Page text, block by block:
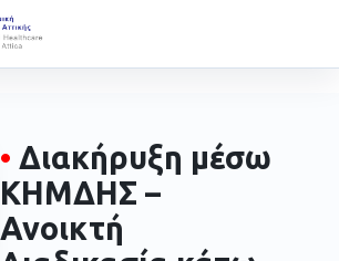
• Διακήρυξη μέσω
ΚΗΜΔΗΣ –
Ανοικτή